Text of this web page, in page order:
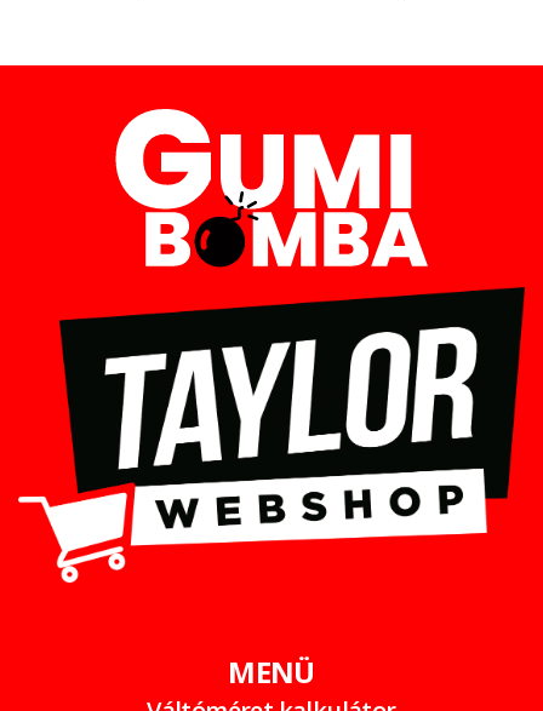
MENÜ